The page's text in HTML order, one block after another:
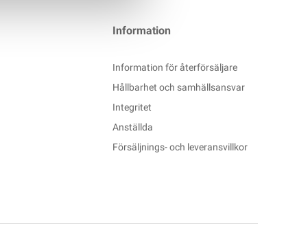
Information
Information för återförsäljare
Hållbarhet och samhällsansvar
Integritet
Anställda
Försäljnings- och leveransvillkor